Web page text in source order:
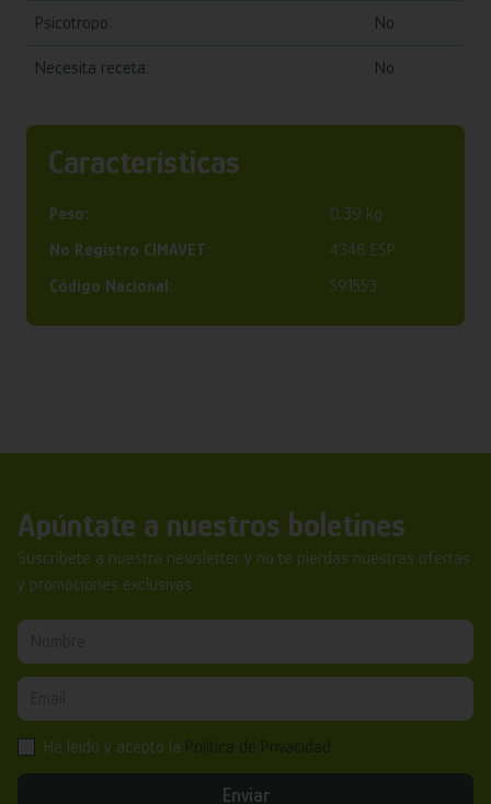
Psicotropo: No
Necesita receta: No
Características
Peso:
0.39 kg
Nº Registro CIMAVET:
4348 ESP
Código Nacional:
591553
Apúntate a nuestros boletines
Suscríbete a nuestra newsletter y no te pierdas nuestras ofertas
y promociones exclusivas.
He leído y acepto la
Enviar